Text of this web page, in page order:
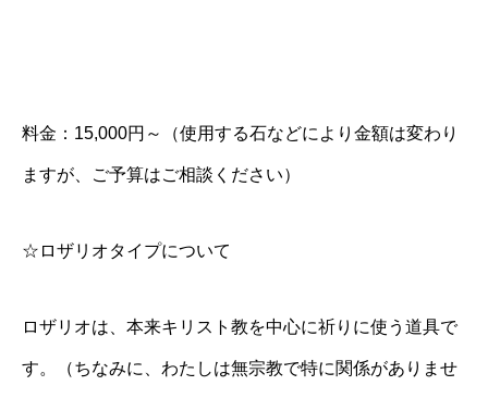
料金：15,000円～（使用する石などにより金額は変わり
ますが、ご予算はご相談ください）
☆ロザリオタイプについて
ロザリオは、本来キリスト教を中心に祈りに使う道具で
す。（ちなみに、わたしは無宗教で特に関係がありませ